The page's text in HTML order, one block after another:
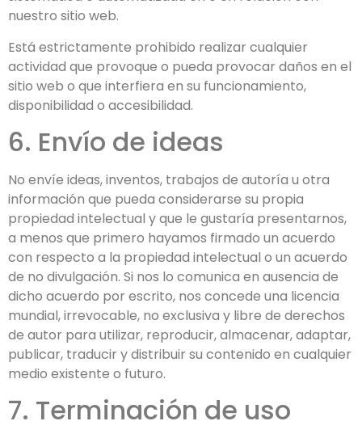
nuestro sitio web.
Está estrictamente prohibido realizar cualquier
actividad que provoque o pueda provocar daños en el
sitio web o que interfiera en su funcionamiento,
disponibilidad o accesibilidad.
6. Envío de ideas
No envíe ideas, inventos, trabajos de autoría u otra
información que pueda considerarse su propia
propiedad intelectual y que le gustaría presentarnos,
a menos que primero hayamos firmado un acuerdo
con respecto a la propiedad intelectual o un acuerdo
de no divulgación. Si nos lo comunica en ausencia de
dicho acuerdo por escrito, nos concede una licencia
mundial, irrevocable, no exclusiva y libre de derechos
de autor para utilizar, reproducir, almacenar, adaptar,
publicar, traducir y distribuir su contenido en cualquier
medio existente o futuro.
7. Terminación de uso